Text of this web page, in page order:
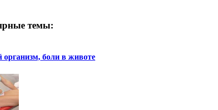
темы:
организм, боли в животе